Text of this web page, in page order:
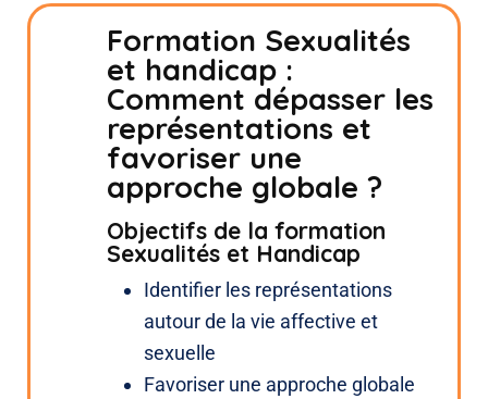
Formation Sexualités
et handicap :
Comment dépasser les
représentations et
favoriser une
approche globale ?
Objectifs de la formation
Sexualités et Handicap
Identifier les représentations
autour de la vie affective et
sexuelle
Favoriser une approche globale